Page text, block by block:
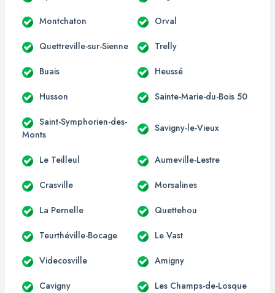
Montchaton Orval
Quettreville-sur-Sienne Trelly
Buais Heussé
Husson Sainte-Marie-du-Bois 50
Saint-Symphorien-des-
Monts
Savigny-le-Vieux
Le Teilleul Aumeville-Lestre
Crasville Morsalines
La Pernelle Quettehou
Teurthéville-Bocage Le Vast
Videcosville Amigny
Cavigny Les Champs-de-Losque